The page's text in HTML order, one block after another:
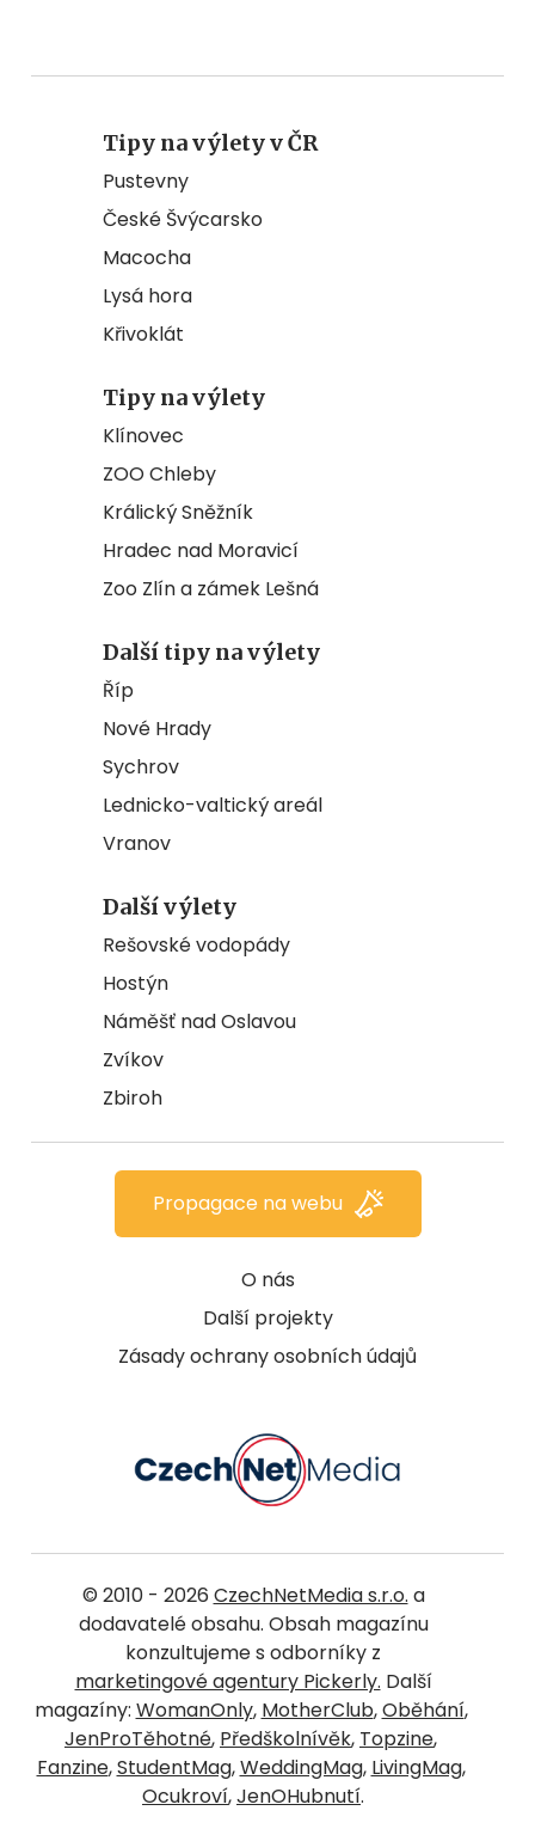
Tipy na výlety v ČR
Pustevny
České Švýcarsko
Macocha
Lysá hora
Křivoklát
Tipy na výlety
Klínovec
ZOO Chleby
Králický Sněžník
Hradec nad Moravicí
Zoo Zlín a zámek Lešná
Další tipy na výlety
Říp
Nové Hrady
Sychrov
Lednicko-valtický areál
Vranov
Další výlety
Rešovské vodopády
Hostýn
Náměšť nad Oslavou
Zvíkov
Zbiroh
O nás
Další projekty
Zásady ochrany osobních údajů
Propagace na webu
© 2010 - 2026 CzechNetMedia s.r.o. a
dodavatelé obsahu. Obsah magazínu
konzultujeme s odborníky z
marketingové agentury Pickerly. Další
magazíny: WomanOnly, MotherClub,Oběhání,
JenProTěhotné, Předškolnívěk, Topzine,
Fanzine,StudentMag,WeddingMag, LivingMag,
Ocukroví,JenOHubnutí.